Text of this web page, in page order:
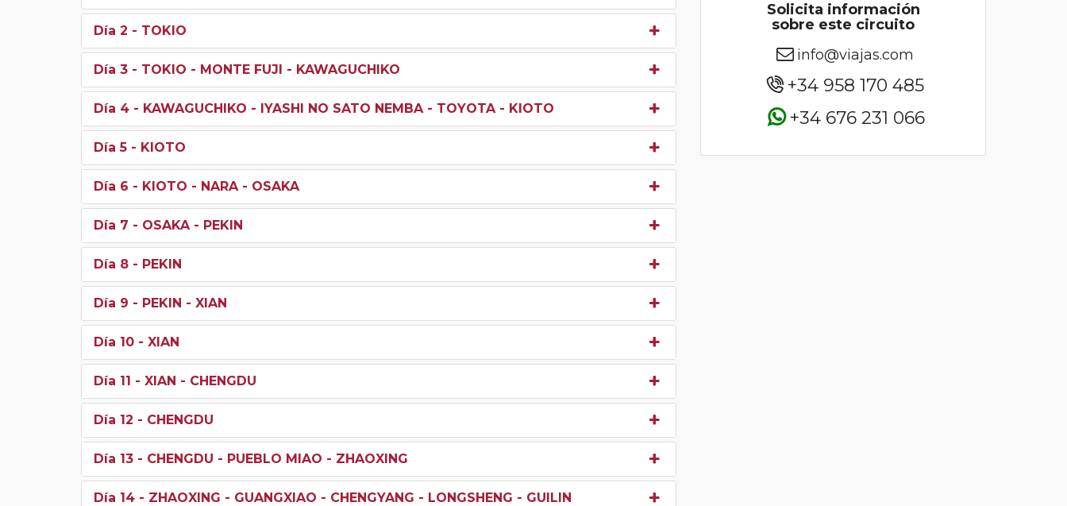
Día 2 - TOKIO
Día 3 - TOKIO - MONTE FUJI - KAWAGUCHIKO
Día 4 - KAWAGUCHIKO - IYASHI NO SATO NEMBA - TOYOTA - KIOTO
Día 5 - KIOTO
Día 6 - KIOTO - NARA - OSAKA
Día 7 - OSAKA - PEKIN
Día 8 - PEKIN
Día 9 - PEKIN - XIAN
Día 10 - XIAN
Día 11 - XIAN - CHENGDU
Día 12 - CHENGDU
Día 13 - CHENGDU - PUEBLO MIAO - ZHAOXING
Día 14 - ZHAOXING - GUANGXIAO - CHENGYANG - LONGSHENG - GUILIN
Solicita información
sobre este circuito
info@viajas.com
+34 958 170 485
+34 676 231 066